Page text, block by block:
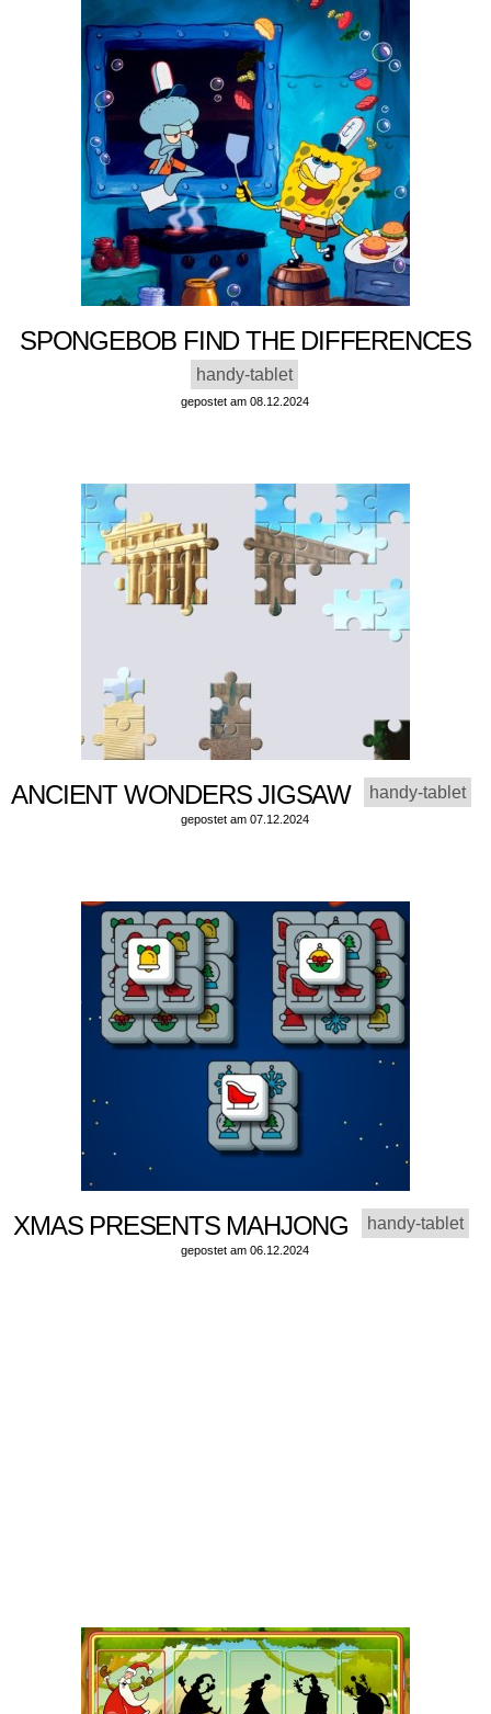
SPONGEBOB FIND THE DIFFERENCES
handy-tablet
gepostet am 08.12.2024
ANCIENT WONDERS JIGSAW handy-tablet
gepostet am 07.12.2024
XMAS PRESENTS MAHJONG handy-tablet
gepostet am 06.12.2024